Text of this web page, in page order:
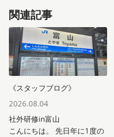
関連記事
《スタッフブログ》
2026.08.04
社外研修in富山
こんにちは。 先日年に1度の